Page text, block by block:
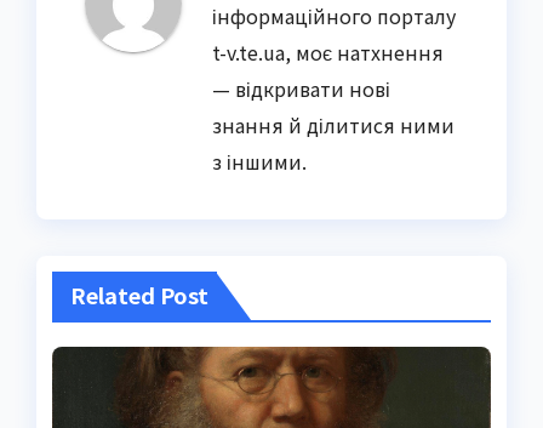
інформаційного порталу
t-v.te.ua, моє натхнення
— відкривати нові
знання й ділитися ними
з іншими.
Related Post